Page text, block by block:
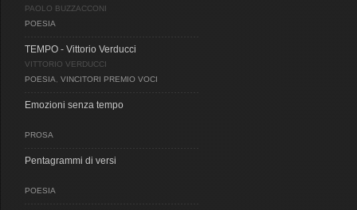
PAOLO BUZZACCONI
POESIA
TEMPO - Vittorio Verducci
VITTORIO VERDUCCI
POESIA
VINCITORI PREMIO VOCI
Emozioni senza tempo
PROSA
Pentagrammi di versi
POESIA